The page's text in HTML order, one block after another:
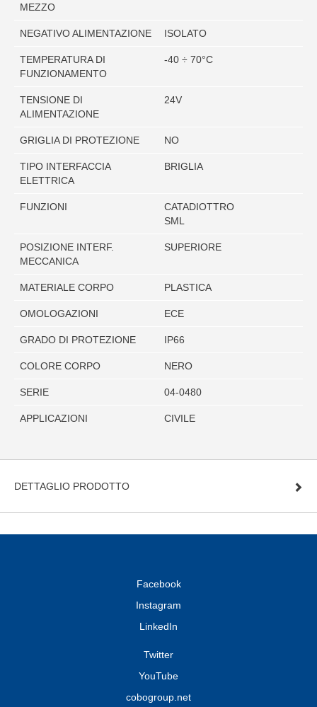
MEZZO
NEGATIVO ALIMENTAZIONE ISOLATO
TEMPERATURA DI
FUNZIONAMENTO
-40 ÷ 70°C
TENSIONE DI
ALIMENTAZIONE
24V
GRIGLIA DI PROTEZIONE NO
TIPO INTERFACCIA
ELETTRICA
BRIGLIA
FUNZIONI
CATADIOTTRO
SML
POSIZIONE INTERF.
MECCANICA
SUPERIORE
MATERIALE CORPO PLASTICA
OMOLOGAZIONI ECE
GRADO DI PROTEZIONE IP66
COLORE CORPO NERO
SERIE 04-0480
APPLICAZIONI CIVILE
DETTAGLIO PRODOTTO
Facebook
Instagram
LinkedIn
Twitter
YouTube
cobogroup.net